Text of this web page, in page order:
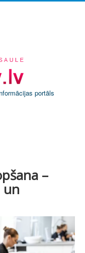
portāls
–
un